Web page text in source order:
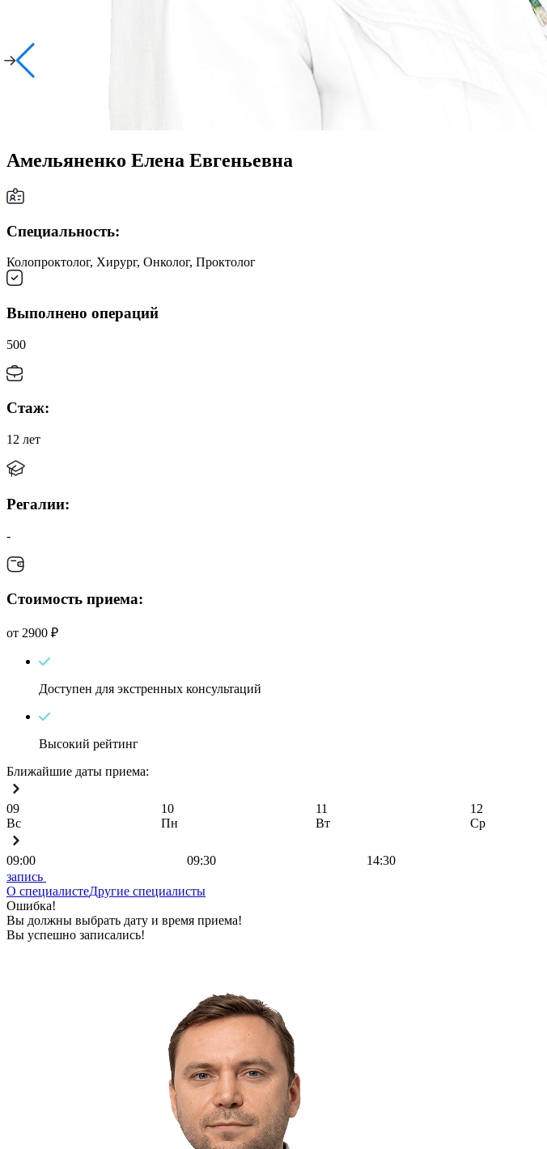
Амельяненко Елена Евгеньевна
Специальность:
Колопроктолог, Хирург, Онколог, Проктолог
Выполнено операций
500
Стаж:
12 лет
Регалии:
-
Стоимость приема:
от 2900 ₽
Доступен для экстренных консультаций
Высокий рейтинг
Ближайшие даты приема:
09
Вс
10
Пн
11
Вт
12
Ср
09:00 09:30 14:30
запись
О специалистеДругие специалисты
Ошибка!
Вы должны выбрать дату и время приема!
Вы успешно записались!